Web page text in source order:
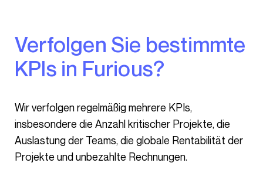
Verfolgen Sie bestimmte
KPIs in Furious?
Wir verfolgen regelmäßig mehrere KPIs,
insbesondere die Anzahl kritischer Projekte, die
Auslastung der Teams, die globale Rentabilität der
Projekte und unbezahlte Rechnungen.